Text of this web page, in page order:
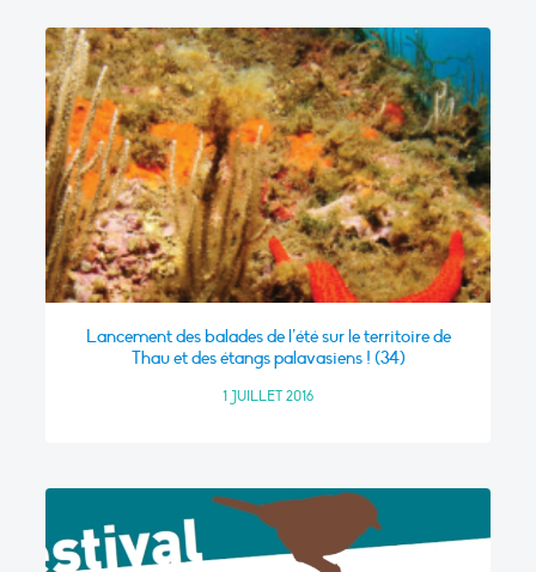
Lancement des balades de l’été sur le territoire de
Thau et des étangs palavasiens ! (34)
1 JUILLET 2016